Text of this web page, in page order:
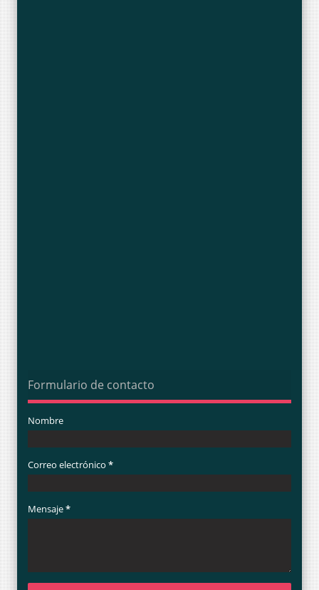
Formulario de contacto
Nombre
Correo electrónico *
Mensaje*